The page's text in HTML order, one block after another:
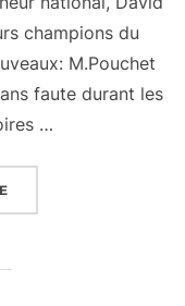
champions du
M.Pouchet
faute durant les
…
« 2019- VICE-